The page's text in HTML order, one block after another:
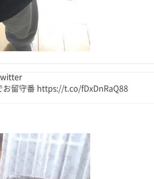
お留守番 https://t.co/fDxDnRaQ88